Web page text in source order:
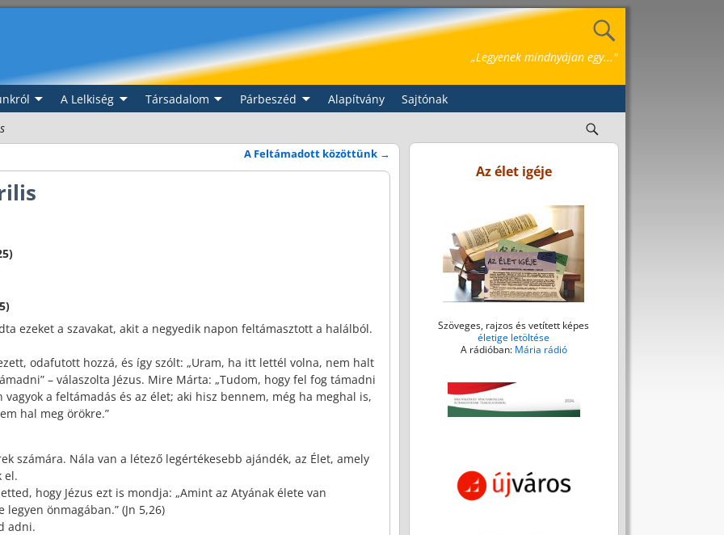
„Legyenek mindnyájan egy..."
A Lelkiség Társadalom Párbeszéd Alapítvány
Sajtónak
A Feltámadott közöttünk →
ezeket a szavakat, akit a negyedik napon feltámasztott a halálból.
odafutott hozzá, és így szólt: „Uram, ha itt lettél volna, nem halt
– válaszolta Jézus. Mire Márta: „Tudom, hogy fel fog támadni
vagyok a feltámadás és az élet; aki hisz bennem, még ha meghal is,
hal meg örökre.”
számára. Nála van a létező legértékesebb ajándék, az Élet, amely
el.
hogy Jézus ezt is mondja: „Amint az Atyának élete van
önmagában.” (Jn 5,26)
adni.
Az élet igéje
Szöveges, rajzos és vetített képes
életige letöltése
A rádióban: Mária rádió